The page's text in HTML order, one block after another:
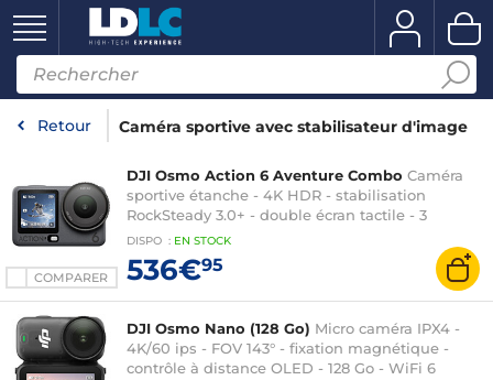
Retour Caméra sportive avec stabilisateur d'image
COMPARER
DJI Osmo Action 6 Aventure Combo Caméra
sportive étanche - 4K HDR - stabilisation
RockSteady 3.0+ - double écran tactile - 3
microphones - WiFi 6/Bluetooth 5.1 - Stockage 50
Go - batterie 1950 mAh
DISPO : EN STOCK
536€95
DJI Osmo Nano (128 Go) Micro caméra IPX4 -
4K/60 ips - FOV 143° - fixation magnétique -
contrôle à distance OLED - 128 Go - WiFi 6